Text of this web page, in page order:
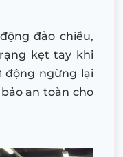
đảo chiều,
kẹt tay khi
động ngừng lại
an toàn cho